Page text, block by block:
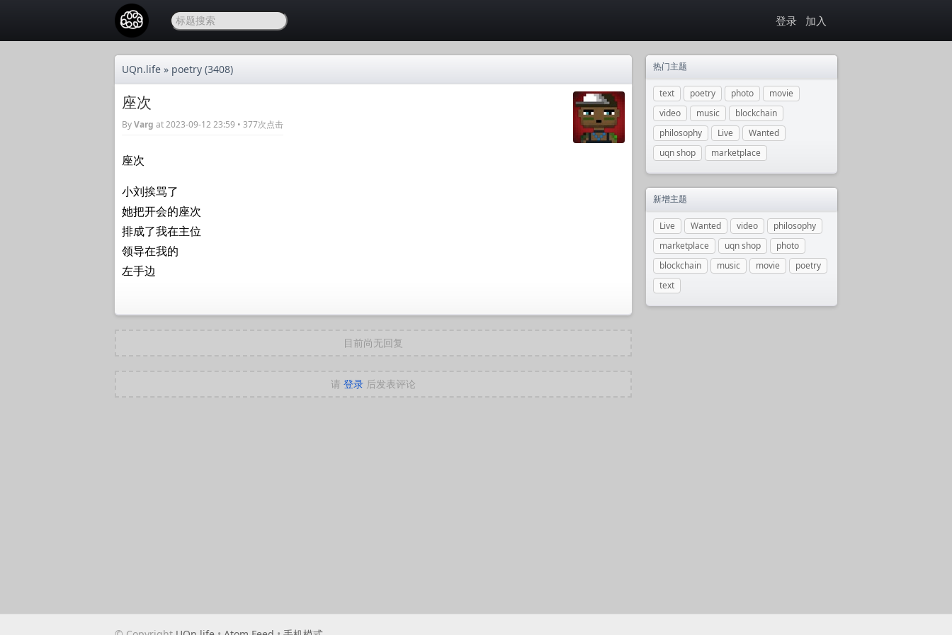
登录 加入
UQn.life » poetry (3408)
座次
ByVarg at 2023-09-12 23:59 • 377次点击
座次
小刘挨骂了
她把开会的座次
排成了我在主位
领导在我的
左手边
目前尚无回复
请 登录 后发表评论
热门主题
text poetry photo
movie
video
music
blockchain
philosophy
Live
Wanted
uqn shop
marketplace
新增主题
Live Wanted video
philosophy
marketplace
uqn shop
photo
blockchain
music movie
poetry
text